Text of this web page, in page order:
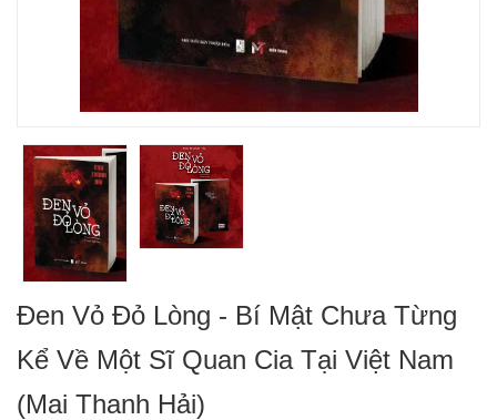
Đen Vỏ Đỏ Lòng - Bí Mật Chưa Từng
Kể Về Một Sĩ Quan Cia Tại Việt Nam
(Mai Thanh Hải)